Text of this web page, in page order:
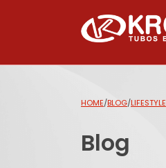
HOME/BLOG/LIFESTYLE
Blog